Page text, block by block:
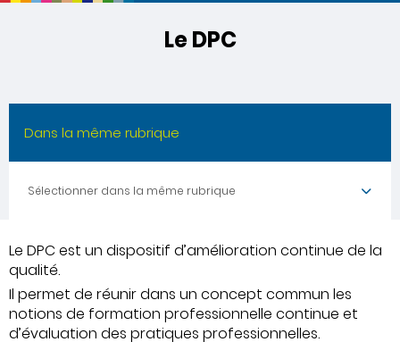
Le DPC
Dans la même rubrique
Sélectionner dans la même rubrique
Le DPC est un dispositif d’amélioration continue de la
qualité.
Il permet de réunir dans un concept commun les
notions de formation professionnelle continue et
d’évaluation des pratiques professionnelles.